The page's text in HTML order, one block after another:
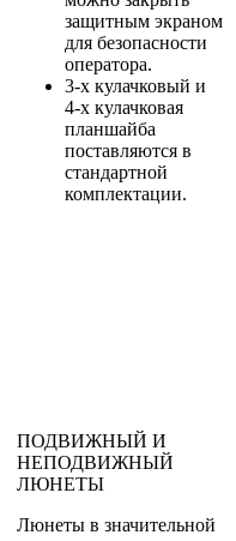
защитным экраном
для безопасности
оператора.
3-х кулачковый и
4-х кулачковая
планшайба
поставляются в
стандартной
комплектации.
ПОДВИЖНЫЙ И
НЕПОДВИЖНЫЙ
ЛЮНЕТЫ
Люнеты в значительной